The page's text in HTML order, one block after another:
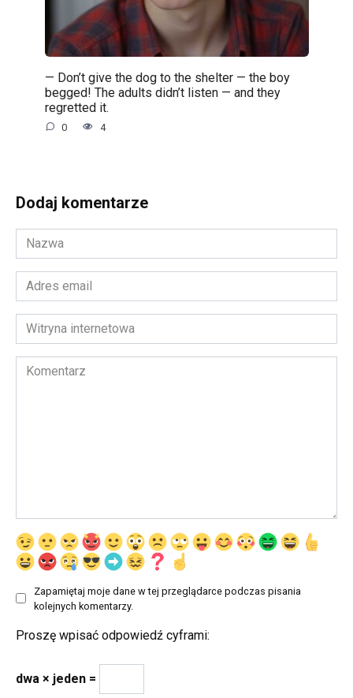
— Don’t give the dog to the shelter — the boy
begged! The adults didn’t listen — and they
regretted it.
0 4
Dodaj komentarze
Nazwa
*
Adres
email
*Witryna
internetowa
Komentarz
Zapamiętaj moje dane w tej przeglądarce podczas pisania
kolejnych komentarzy.
Proszę wpisać odpowiedź cyframi:
dwa × jeden =